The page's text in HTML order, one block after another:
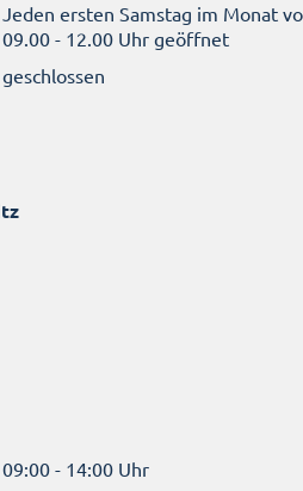
Jeden ersten Samstag im Monat
09.00 - 12.00 Uhr geöffnet
geschlossen
09:00 - 14:00 Uhr